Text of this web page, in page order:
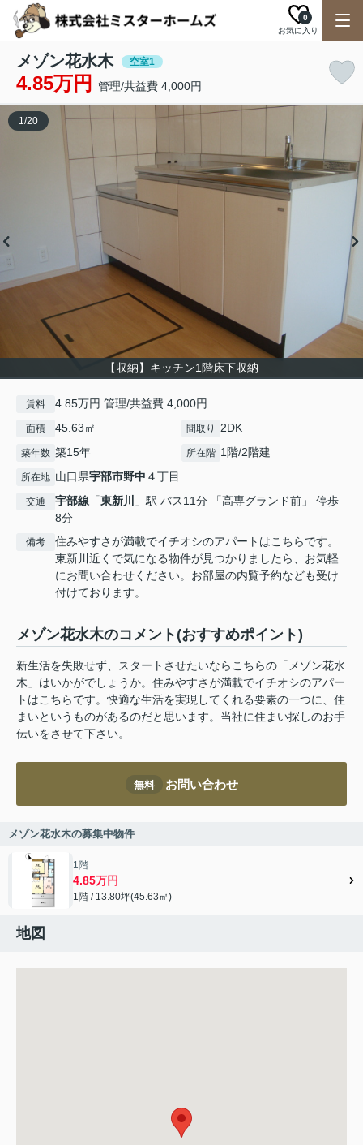
お気に入り
0
メゾン花水木 空室1
4.85万円 管理/共益費 4,000円
【収納】キッチン1階床下収納
1/20
賃料 4.85万円 管理/共益費 4,000円
面積 45.63㎡ 間取り 2DK
築年数 築15年 所在階 1階/2階建
所在地 山口県宇部市野中 ４丁目
交通 宇部線 「東新川
」駅 バス11分 「高専グランド前」 停歩
8分
備考
住みやすさが満載でイチオシのアパートはこちらです。
東新川近くで気になる物件が見つかりましたら、お気軽
にお問い合わせください。お部屋の内覧予約なども受け
付けております。
メゾン花水木のコメント(おすすめポイント)
新生活を失敗せず、スタートさせたいならこちらの「メゾン花水
木」はいかがでしょうか。住みやすさが満載でイチオシのアパー
トはこちらです。快適な生活を実現してくれる要素の一つに、住
まいというものがあるのだと思います。当社に住まい探しのお手
伝いをさせて下さい。
無料 お問い合わせ
メゾン花水木の募集中物件
1階
4.85万円
1階 / 13.80坪(45.63㎡)
地図